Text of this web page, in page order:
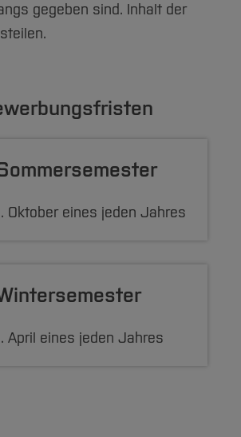
gegeben sind. Inhalt der
Oktober eines jeden Jahres
April eines jeden Jahres